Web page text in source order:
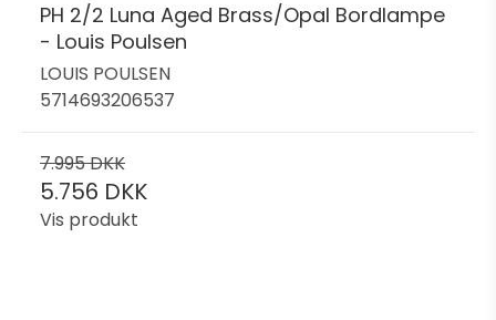
PH 2/2 Luna Aged Brass/Opal Bordlampe
- Louis Poulsen
LOUIS POULSEN
5714693206537
7.995 DKK
5.756 DKK
Vis produkt